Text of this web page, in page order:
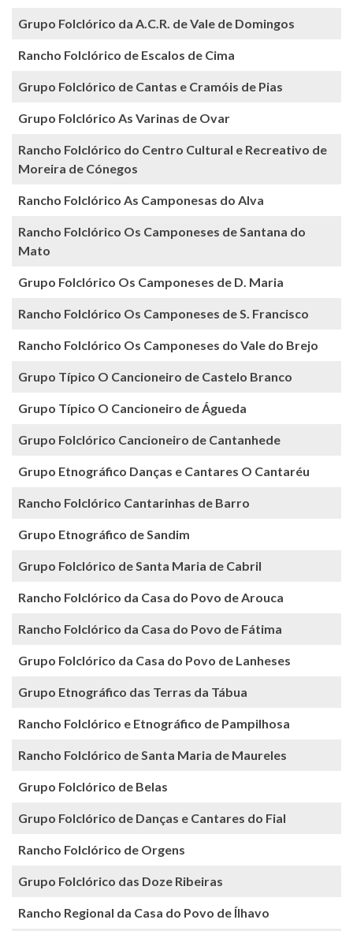
Grupo Folclórico da A.C.R. de Vale de Domingos
Rancho Folclórico de Escalos de Cima
Grupo Folclórico de Cantas e Cramóis de Pias
Grupo Folclórico As Varinas de Ovar
Rancho Folclórico do Centro Cultural e Recreativo de
Moreira de Cónegos
Rancho Folclórico As Camponesas do Alva
Rancho Folclórico Os Camponeses de Santana do
Mato
Grupo Folclórico Os Camponeses de D. Maria
Rancho Folclórico Os Camponeses de S. Francisco
Rancho Folclórico Os Camponeses do Vale do Brejo
Grupo Típico O Cancioneiro de Castelo Branco
Grupo Típico O Cancioneiro de Águeda
Grupo Folclórico Cancioneiro de Cantanhede
Grupo Etnográfico Danças e Cantares O Cantaréu
Rancho Folclórico Cantarinhas de Barro
Grupo Etnográfico de Sandim
Grupo Folclórico de Santa Maria de Cabril
Rancho Folclórico da Casa do Povo de Arouca
Rancho Folclórico da Casa do Povo de Fátima
Grupo Folclórico da Casa do Povo de Lanheses
Grupo Etnográfico das Terras da Tábua
Rancho Folclórico e Etnográfico de Pampilhosa
Rancho Folclórico de Santa Maria de Maureles
Grupo Folclórico de Belas
Grupo Folclórico de Danças e Cantares do Fial
Rancho Folclórico de Orgens
Grupo Folclórico das Doze Ribeiras
Rancho Regional da Casa do Povo de Ílhavo